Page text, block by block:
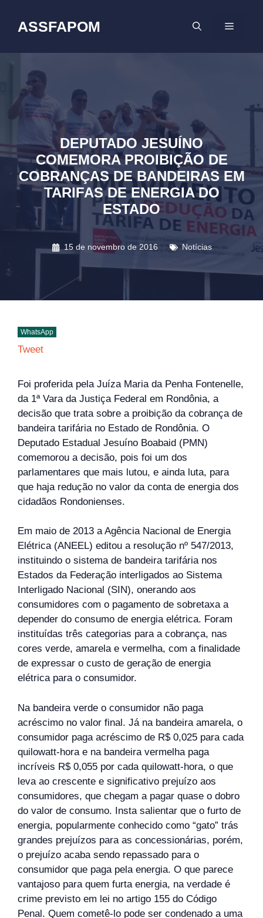
conteúdo
ASSFAPOM MENU
DEPUTADO JESUÍNO
COMEMORA PROIBIÇÃO DE
COBRANÇAS DE BANDEIRAS EM
TARIFAS DE ENERGIA DO
ESTADO
15 de novembro de 2016 Notícias
WhatsApp
Tweet
Foi proferida pela Juíza Maria da Penha Fontenelle,
da 1ª Vara da Justiça Federal em Rondônia, a
decisão que trata sobre a proibição da cobrança de
bandeira tarifária no Estado de Rondônia. O
Deputado Estadual Jesuíno Boabaid (PMN)
comemorou a decisão, pois foi um dos
parlamentares que mais lutou, e ainda luta, para
que haja redução no valor da conta de energia dos
cidadãos Rondonienses.
Em maio de 2013 a Agência Nacional de Energia
Elétrica (ANEEL) editou a resolução nº 547/2013,
instituindo o sistema de bandeira tarifária nos
Estados da Federação interligados ao Sistema
Interligado Nacional (SIN), onerando aos
consumidores com o pagamento de sobretaxa a
depender do consumo de energia elétrica. Foram
instituídas três categorias para a cobrança, nas
cores verde, amarela e vermelha, com a finalidade
de expressar o custo de geração de energia
elétrica para o consumidor.
Na bandeira verde o consumidor não paga
acréscimo no valor final. Já na bandeira amarela, o
consumidor paga acréscimo de R$ 0,025 para cada
quilowatt-hora e na bandeira vermelha paga
incríveis R$ 0,055 por cada quilowatt-hora, o que
leva ao crescente e significativo prejuízo aos
consumidores, que chegam a pagar quase o dobro
do valor de consumo. Insta salientar que o furto de
energia, popularmente conhecido como “gato” trás
grandes prejuízos para as concessionárias, porém,
o prejuízo acaba sendo repassado para o
consumidor que paga pela energia. O que parece
vantajoso para quem furta energia, na verdade é
crime previsto em lei no artigo 155 do Código
Penal. Quem cometê-lo pode ser condenado a uma